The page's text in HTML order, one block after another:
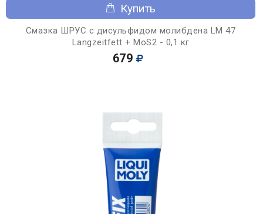
Купить
Смазка ШРУС с дисульфидом молибдена LM 47
Langzeitfett + MoS2 - 0,1 кг
679